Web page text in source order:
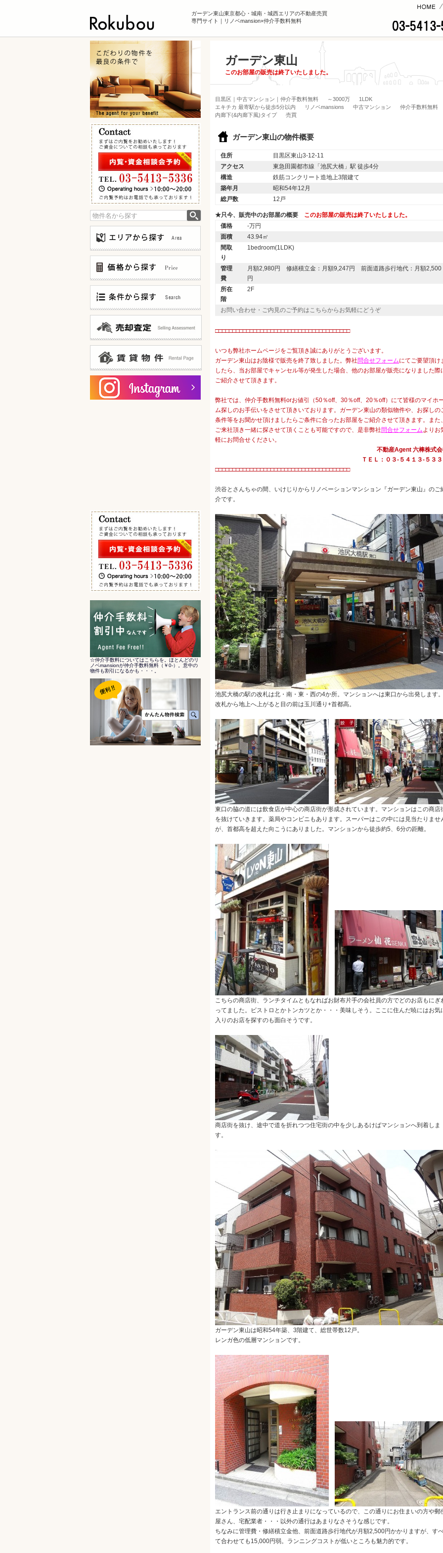
ガーデン東山東京都心・城南・城西エリアの不動産売買
専門サイト｜リノベmansion×仲介手数料無料
コンテンツ
ガーデン東山
このお部屋の販売は終了いたしました。
目黒区｜中古マンション｜仲介手数料無料 ～3000万
1LDK
エキチカ 最寄駅から徒歩5分以内
リノベmansions 中古マンション
仲介手数料無料
内廊下(&内廊下風)タイプ
売買
ガーデン東山の物件概要
住所
目黒区東山3-12-11
アクセス
東急田園都市線「池尻大橋」駅 徒歩4分
構造
鉄筋コンクリート造地上3階建て
築年月
昭和54年12月
総戸数
12戸
★只今、販売中のお部屋の概要 このお部屋の販売は終了いたしました。
価格
-万円
面積
43.94㎡
間取
り
1bedroom(1LDK)
管理
費
月額2,980円 修繕積立金：月額9,247円 前面道路歩行地代：月額2,500
円
所在
階
2F
お問い合わせ・ご内見のご予約はこちらからお気軽にどうぞ
□□□□□□□□□□□□□□□□□□□□□□□□□□□□□□□□□□□□□□□
いつも弊社ホームページをご覧頂き誠にありがとうございます。
ガーデン東山はお陰様で販売を終了致しました。弊社問合せフォームにてご要望頂け
したら、当お部屋でキャンセル等が発生した場合、他のお部屋が販売になりました際
ご紹介させて頂きます。
弊社では、仲介手数料無料orお値引（50％off、30％off、20％off）にて皆様のマイホ
ム探しのお手伝いをさせて頂きいております。ガーデン東山の類似物件や、お探しの
条件等をお聞かせ頂けましたらご条件に合ったお部屋をご紹介させて頂きます。また
ご来社頂き一緒に探させて頂くことも可能ですので、是非弊社問合せフォームよりお
軽にお問合せください。
不動産Agent 六棒株式
ＴＥＬ：０３‐５４１３‐５３
□□□□□□□□□□□□□□□□□□□□□□□□□□□□□□□□□□□□□□□
渋谷とさんちゃの間、いけじりからリノベーションマンション『ガーデン東山』のご
介です。
池尻大橋の駅の改札は北・南・東・西の4か所。マンションへは東口から出発します
改札から地上へ上がると目の前は玉川通り+首都高。
東口の脇の道には飲食店が中心の商店街が形成されています。マンションはこの商店
を抜けていきます。薬局やコンビニもあります。スーパーはこの中には見当たりませ
が、首都高を超えた向こうにありました。マンションから徒歩約5、6分の距離。
こちらの商店街、ランチタイムともなればお財布片手の会社員の方でどのお店もにぎ
ってました。ビストロとかトンカツとか・・・美味しそう。ここに住んだ暁にはお気
入りのお店を探すのも面白そうです。
商店街を抜け、途中で道を折れつつ住宅街の中を少しあるけばマンションへ到着しま
す。
ガーデン東山は昭和54年築、3階建て、総世帯数12戸。
レンガ色の低層マンションです。
エントランス前の通りは行き止まりになっているので、この通りにお住まいの方や郵
屋さん、宅配業者・・・以外の通行はあまりなさそうな感じです。
ちなみに管理費・修繕積立金他、前面道路歩行地代が月額2,500円かかりますが、す
て合わせても15,000円弱。ランニングコストが低いところも魅力的です。
検索:
〜3,000万
3,000万〜5,000万
8,000万〜12,000万
12,000万〜
仲介手数料無料
仲介手数料お値引中
20F建て以上 タワーマンション
新築マンション
邸宅風?低層マンション
100世帯以上 大規模マンション
ゲストルームあります!
宅配ボックスあります!
共用部分ミドリ充実!
オーナー様ログイン
賃貸物件一覧
☆仲介手数料についてはこちらを。ほとんどのリ
ノベmansionが仲介手数料無料（￥0-）。意中の
物件も割引になるかも・・・。